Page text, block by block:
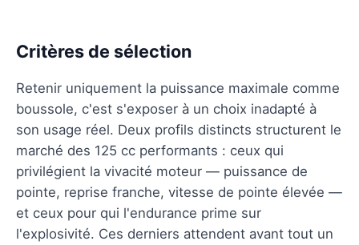
Critères de sélection
Retenir uniquement la puissance maximale comme
boussole, c'est s'exposer à un choix inadapté à
son usage réel. Deux profils distincts structurent le
marché des 125 cc performants : ceux qui
privilégient la vivacité moteur — puissance de
pointe, reprise franche, vitesse de pointe élevée —
et ceux pour qui l'endurance prime sur
l'explosivité. Ces derniers attendent avant tout un